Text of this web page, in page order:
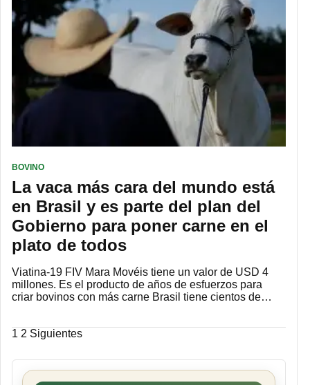
BOVINO
La vaca más cara del mundo está
en Brasil y es parte del plan del
Gobierno para poner carne en el
plato de todos
Viatina-19 FIV Mara Movéis tiene un valor de USD 4
millones. Es el producto de años de esfuerzos para
criar bovinos con más carne Brasil tiene cientos de…
Paginación
de
entradas
1 2 Siguientes